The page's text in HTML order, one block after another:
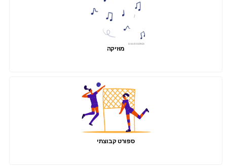
מוזיקה
ספורט קבוצתי